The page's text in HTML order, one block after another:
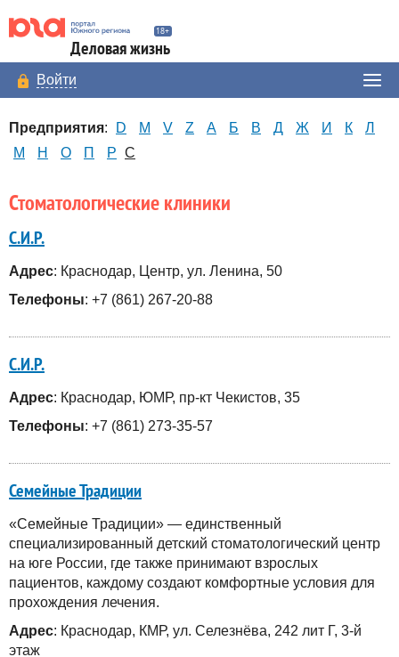
Деловая жизнь
Войти
Предприятия: D M V Z А Б В Д Ж И К
Л
М
Н О П Р С
Стоматологические клиники
С.И.Р.
Адрес: Краснодар, Центр, ул. Ленина, 50
Телефоны: +7 (861) 267-20-88
С.И.Р.
Адрес: Краснодар, ЮМР, пр-кт Чекистов, 35
Телефоны: +7 (861) 273-35-57
Семейные Традиции
«Семейные Традиции» — единственный
специализированный детский стоматологический центр
на юге России, где также принимают взрослых
пациентов, каждому создают комфортные условия для
прохождения лечения.
Адрес: Краснодар, КМР, ул. Селезнёва, 242 лит Г, 3-й
этаж